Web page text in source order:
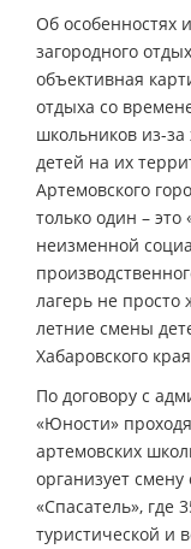
Об особенностях
загородного
объективная
отдыха со
школьников из-
детей на их
Артемовского
только один –
неизменной
лагерь не просто
летние смены
Хабаровского
По договору с
«Юности»
артемовских
организует
«Спасатель», где
туристической и